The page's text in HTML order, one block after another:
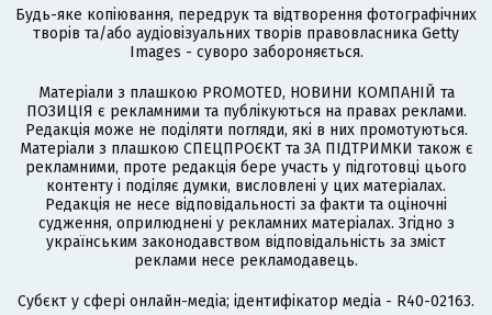
Будь-яке копіювання, передрук та відтворення фотографічних
творів та/або аудіовізуальних творів правовласника Getty
Images - суворо забороняється.
Матеріали з плашкою PROMOTED, НОВИНИ КОМПАНІЙ та
ПОЗИЦІЯ є рекламними та публікуються на правах реклами.
Редакція може не поділяти погляди, які в них промотуються.
Матеріали з плашкою СПЕЦПРОЄКТ та ЗА ПІДТРИМКИ також є
рекламними, проте редакція бере участь у підготовці цього
контенту і поділяє думки, висловлені у цих матеріалах.
Редакція не несе відповідальності за факти та оціночні
судження, оприлюднені у рекламних матеріалах. Згідно з
українським законодавством відповідальність за зміст
реклами несе рекламодавець.
Cубєкт у сфері онлайн-медіа; ідентифікатор медіа - R40-02163.